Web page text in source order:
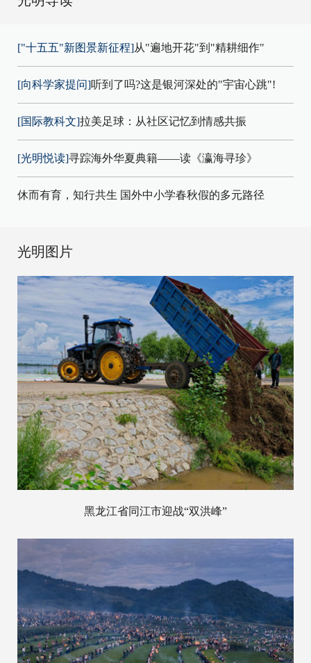
["十五五"新图景新征程]从"遍地开花"到"精耕细作"
[向科学家提问]听到了吗?这是银河深处的"宇宙心跳"!
[国际教科文]拉美足球：从社区记忆到情感共振
[光明悦读]寻踪海外华夏典籍——读《瀛海寻珍》
休而有育，知行共生 国外中小学春秋假的多元路径
光明图片
黑龙江省同江市迎战“双洪峰”